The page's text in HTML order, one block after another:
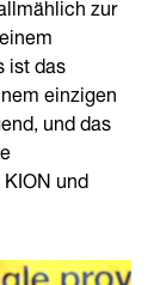
ist das
einzigen
und das
und